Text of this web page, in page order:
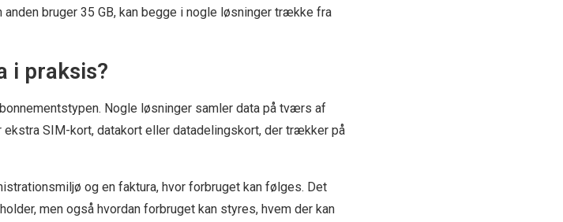
anden bruger 35 GB, kan begge i nogle løsninger trække fra
i praksis?
Nogle løsninger samler data på tværs af
SIM-kort, datakort eller datadelingskort, der trækker på
og en faktura, hvor forbruget kan følges. Det
men også hvordan forbruget kan styres, hvem der kan